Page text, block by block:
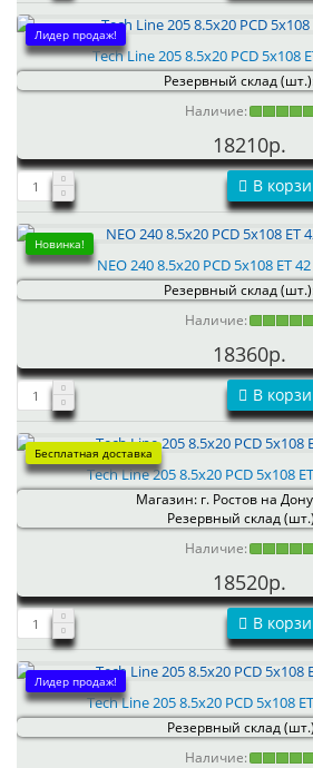
Лидер продаж!
Tech Line 205 8.5x20 PCD 5x108
Резервный склад
Наличие:
18210р.
В
Новинка!
NEO 240 8.5x20 PCD 5x108 ET
Резервный склад
Наличие:
18360р.
В
Бесплатная доставка
Tech Line 205 8.5x20 PCD 5x108
Магазин: г. Ростов на
Резервный склад
Наличие:
18520р.
В
Лидер продаж!
Tech Line 205 8.5x20 PCD 5x108
Резервный склад
Наличие: